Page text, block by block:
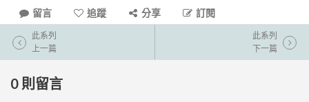
留言 追蹤 分享 訂閱
此系列
上一篇
此系列
下一篇
0 則留言